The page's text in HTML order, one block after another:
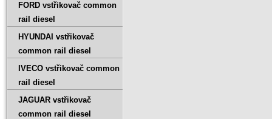
FORD vstřikovač common
rail diesel
HYUNDAI vstřikovač
common rail diesel
IVECO vstřikovač common
rail diesel
JAGUAR vstřikovač
common rail diesel